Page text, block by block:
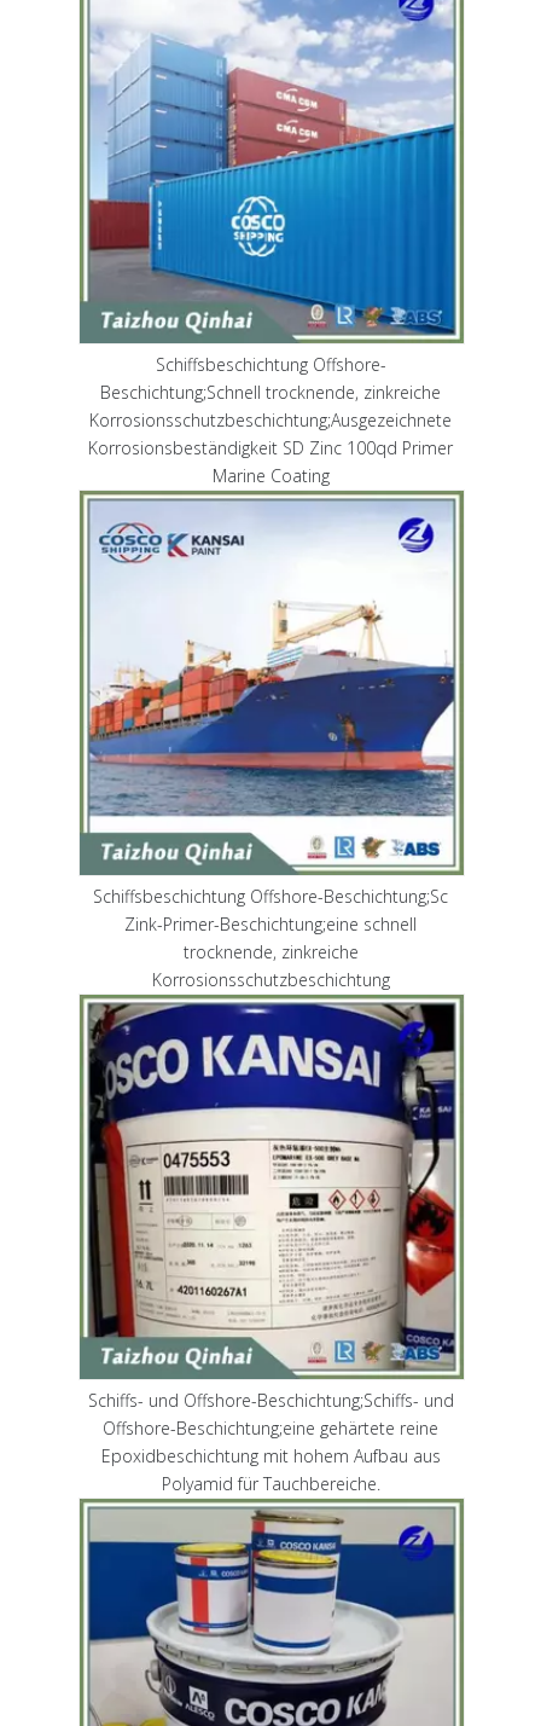
Schiffsbeschichtung Offshore-
Beschichtung;Schnell trocknende, zinkreiche
Korrosionsschutzbeschichtung;Ausgezeichnete
Korrosionsbeständigkeit SD Zinc 100qd Primer
Marine Coating
Schiffsbeschichtung Offshore-Beschichtung;Sc
Zink-Primer-Beschichtung;eine schnell
trocknende, zinkreiche
Korrosionsschutzbeschichtung
Schiffs- und Offshore-Beschichtung;Schiffs- und
Offshore-Beschichtung;eine gehärtete reine
Epoxidbeschichtung mit hohem Aufbau aus
Polyamid für Tauchbereiche.